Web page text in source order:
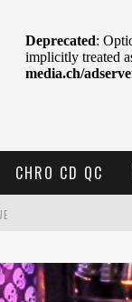
CHRO CD QC